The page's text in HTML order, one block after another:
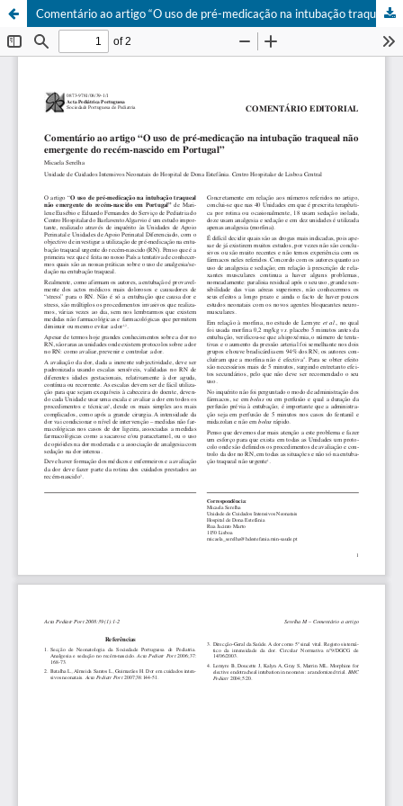
Comentário ao artigo “O uso de pré-medicação na intubação traqueal não emergente do recém-nascido em Portugal”